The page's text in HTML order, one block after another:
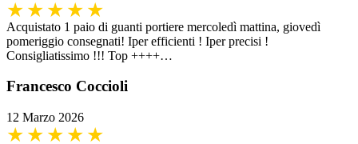
Acquistato 1 paio di guanti portiere mercoledì mattina, giovedì
pomeriggio consegnati! Iper efficienti ! Iper precisi !
Consigliatissimo !!! Top ++++…
Francesco Coccioli
12 Marzo 2026